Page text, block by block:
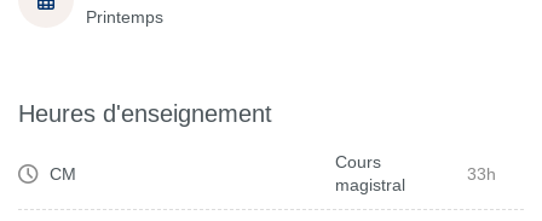
Printemps
Heures d'enseignement
CM
Cours
magistral
33h